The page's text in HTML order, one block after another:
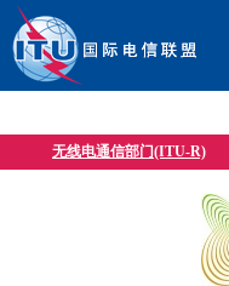
无线电通信部门(ITU-R)